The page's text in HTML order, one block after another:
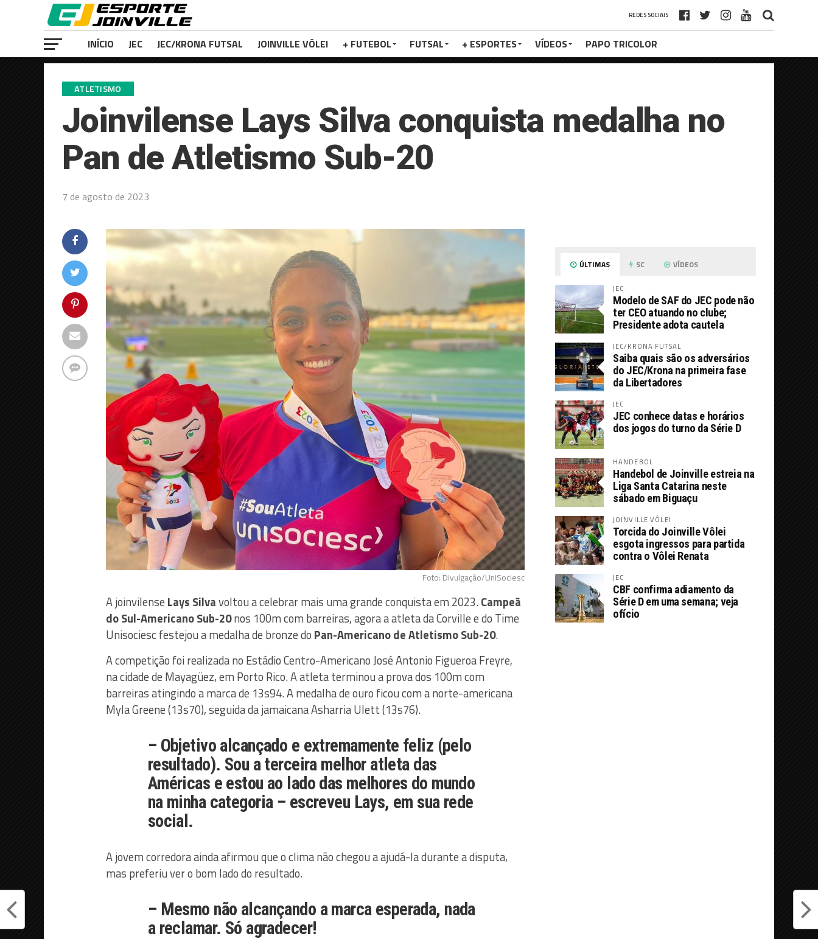
REDES SOCIAIS
INÍCIO JEC JEC/KRONA FUTSAL JOINVILLE VÔLEI + FUTEBOL FUTSAL + ESPORTES VÍDEOS PAPO TRICOLOR
ATLETISMO
Joinvilense Lays Silva conquista medalha no
Pan de Atletismo Sub-20
7 de agosto de 2023
Foto: Divulgação/UniSociesc
A joinvilense Lays Silvavoltou a celebrar mais uma grande conquista em 2023.Campeã
do Sul-Americano Sub-20nos 100m com barreiras, agora a atleta da Corville e do Time
Unisociesc festejou a medalha de bronze do Pan-Americano de Atletismo Sub-20.
A competição foi realizada no Estádio Centro-Americano José Antonio Figueroa Freyre,
na cidade de Mayagüez, em Porto Rico. A atleta terminou a prova dos 100m com
barreiras atingindo a marca de 13s94. A medalha de ouro ficou com a norte-americana
Myla Greene (13s70), seguida da jamaicana Asharria Ulett (13s76).
– Objetivo alcançado e extremamente feliz (pelo
resultado). Sou a terceira melhor atleta das
Américas e estou ao lado das melhores do mundo
na minha categoria – escreveu Lays, em sua rede
social.
A jovem corredora ainda afirmou que o clima não chegou a ajudá-la durante a disputa,
mas preferiu ver o bom lado do resultado.
– Mesmo não alcançando a marca esperada, nada
a reclamar. Só agradecer!
ÚLTIMAS SC VÍDEOS
JEC
Modelo de SAF do JEC pode não
ter CEO atuando no clube;
Presidente adota cautela
JEC/KRONA FUTSAL
Saiba quais são os adversários
do JEC/Krona na primeira fase
da Libertadores
JEC
JEC conhece datas e horários
dos jogos do turno da Série D
HANDEBOL
Handebol de Joinville estreia na
Liga Santa Catarina neste
sábado em Biguaçu
JOINVILLE VÔLEI
Torcida do Joinville Vôlei
esgota ingressos para partida
contra o Vôlei Renata
JEC
CBF confirma adiamento da
Série D em uma semana; veja
ofício